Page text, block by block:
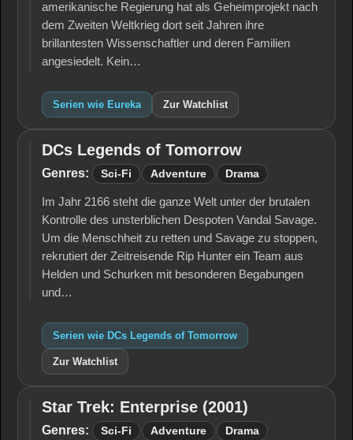
amerikanische Regierung hat als Geheimprojekt nach
dem Zweiten Weltkrieg dort seit Jahren ihre
brillantesten Wissenschaftler und deren Familien
angesiedelt. Kein…
Serien wie Eureka Zur Watchlist
DCs
Legends
Tomorrow
DCs Legends of Tomorrow
Genres: Sci-Fi Adventure Drama
Im Jahr 2166 steht die ganze Welt unter der brutalen
Kontrolle des unsterblichen Despoten Vandal Savage.
Um die Menschheit zu retten und Savage zu stoppen,
rekrutiert der Zeitreisende Rip Hunter ein Team aus
Helden und Schurken mit besonderen Begabungen
und…
Serien wie DCs Legends of Tomorrow
Zur Watchlist
Star Trek:
Enterprise
Star Trek: Enterprise (2001)
Genres: Sci-Fi Adventure Drama